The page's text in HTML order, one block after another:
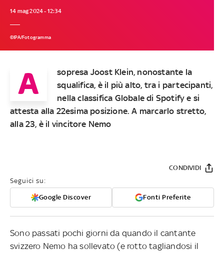
14 mag 2024 - 12:34
©IPA/Fotogramma
A
sopresa Joost Klein, nonostante la
squalifica, è il più alto, tra i partecipanti,
nella classifica Globale di Spotify e si
attesta alla 22esima posizione. A marcarlo stretto,
alla 23, è il vincitore Nemo
Seguici su:
Google Discover Fonti Preferite
CONDIVIDI
Sono passati pochi giorni da quando il cantante
svizzero Nemo ha sollevato (e rotto tagliandosi il